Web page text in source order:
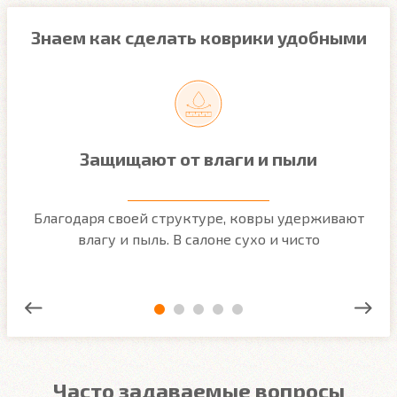
Знаем как сделать коврики удобными
Защищают от влаги и пыли
Благодаря своей структуре, ковры удерживают
влагу и пыль. В салоне сухо и чисто
Часто задаваемые вопросы